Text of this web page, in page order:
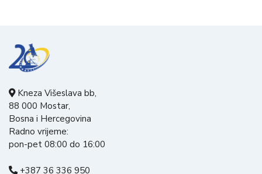
Kneza Višeslava bb,
88 000 Mostar,
Bosna i Hercegovina
Radno vrijeme:
pon-pet 08:00 do 16:00
+387 36 336 950